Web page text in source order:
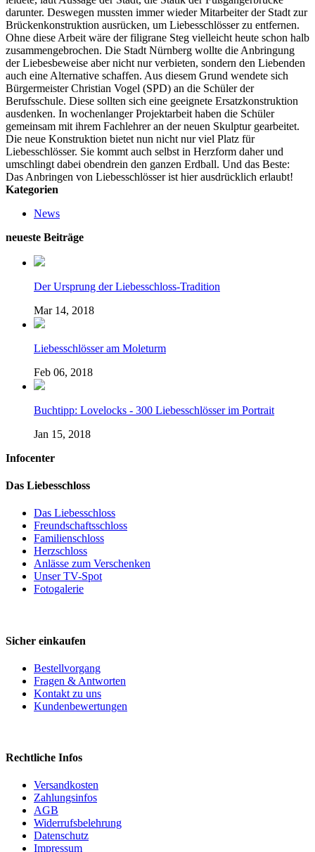
darunter. Deswegen mussten immer wieder Mitarbeiter der Stadt zur
Brückenkonstruktion ausrücken, um Liebesschlösser zu entfernen.
Ohne diese Arbeit wäre der filigrane Steg vielleicht heute schon halb
zusammengebrochen. Die Stadt Nürnberg wollte die Anbringung
der Liebesbeweise aber nicht nur verbieten, sondern den Liebenden
auch eine Alternative schaffen. Aus diesem Grund wendete sich
Bürgermeister Christian Vogel (SPD) an die Schüler der
Berufsschule. Diese sollten sich eine geeignete Ersatzkonstruktion
ausdenken. In wochenlanger Projektarbeit haben die Schüler
gemeinsam mit ihrem Fachlehrer an der neuen Skulptur gearbeitet.
Die neue Konstruktion bietet nun nicht nur viel Platz für
Liebesschlösser. Sie kommt auch selbst in Herzform daher und
umschlingt dabei obendrein den ganzen Erdball. Und das Beste:
Das Anbringen von Liebesschlösser ist hier ausdrücklich erlaubt!
Kategorien
News
neueste Beiträge
Der Ursprung der Liebesschloss-Tradition
Mar 14, 2018
Liebesschlösser am Moleturm
Feb 06, 2018
Buchtipp: Lovelocks - 300 Liebesschlösser im Portrait
Jan 15, 2018
Infocenter
Das Liebesschloss
Das Liebesschloss
Freundschaftsschloss
Familienschloss
Herzschloss
Anlässe zum Verschenken
Unser TV-Spot
Fotogalerie
Sicher einkaufen
Bestellvorgang
Fragen & Antworten
Kontakt zu uns
Kundenbewertungen
Rechtliche Infos
Versandkosten
Zahlungsinfos
AGB
Widerrufsbelehrung
Datenschutz
Impressum